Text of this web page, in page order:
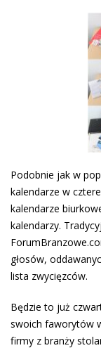
Podobnie jak w
kalendarze w
kalendarze
kalendarzy.
głosów,
lista zwycięzców.
Będzie to już
swoich faworytów
firmy z branży